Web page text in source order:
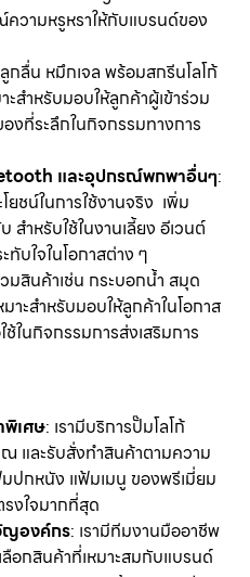
วามหรูหราให้กับแบรนด์ของ
กลื่น หมึกเจล พร้อมสกรีนโลโก้
สำหรับมอบให้ลูกค้าผู้เข้าร่วม
งที่ระลึกในกิจกรรมทางการ
และอุปกรณ์พกพาอื่นๆ:
ชน์ในการใช้งานจริง เพิ่ม
ำหรับใช้ในงานเลี้ยง อีเวนต์
บใจในโอกาสต่าง ๆ
มสินค้าเช่น กระบอกน้ำ สมุด
าะสำหรับมอบให้ลูกค้าในโอกาส
ในกิจกรรมการส่งเสริมการ
พิเศษ: เรามีบริการปั๊มโลโก้
และรับสั่งทำสินค้าตามความ
ปกหนัง แฟ้มเมนู ของพรีเมี่ยม
งใจมากที่สุด
ญองค์กร: เรามีทีมงานมืออาชีพ
ลือกสินค้าที่เหมาะสมกับแบรนด์